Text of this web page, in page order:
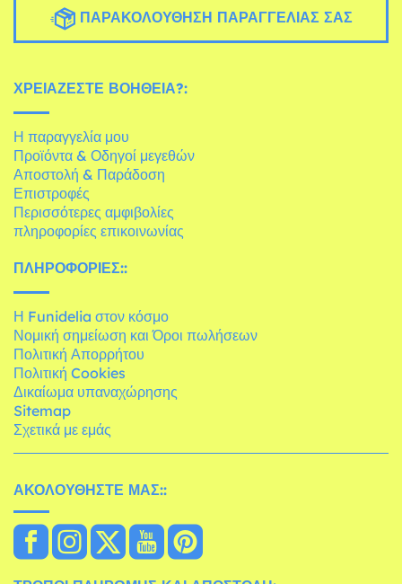
ΠΑΡΑΚΟΛΟΎΘΗΣΗ ΠΑΡΑΓΓΕΛΊΑΣ ΣΑΣ
ΧΡΕΙΆΖΕΣΤΕ ΒΟΉΘΕΙΑ?:
Η παραγγελία μου
Προϊόντα & Οδηγοί μεγεθών
Αποστολή & Παράδοση
Επιστροφές
Περισσότερες αμφιβολίες
πληροφορίες επικοινωνίας
ΠΛΗΡΟΦΟΡΊΕΣ::
Η Funidelia στον κόσμο
Νομική σημείωση και Όροι πωλήσεων
Πολιτική Απορρήτου
Πολιτική Cookies
Δικαίωμα υπαναχώρησης
Sitemap
Σχετικά με εμάς
ΑΚΟΛΟΥΘΉΣΤΕ ΜΑΣ::